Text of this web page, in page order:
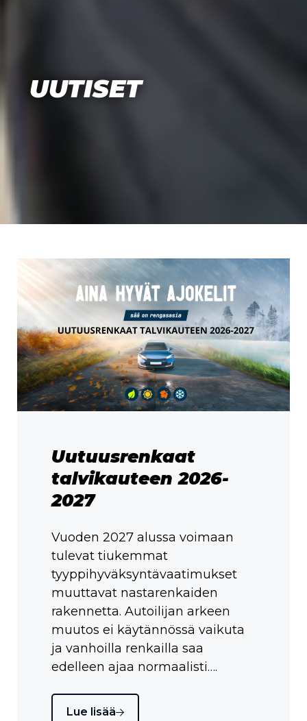
UUTISET
Uutuusrenkaat
talvikauteen 2026-
2027
Vuoden 2027 alussa voimaan
tulevat tiukemmat
tyyppihyväksyntävaatimukset
muuttavat nastarenkaiden
rakennetta. Autoilijan arkeen
muutos ei käytännössä vaikuta
ja vanhoilla renkailla saa
edelleen ajaa normaalisti….
Lue lisää